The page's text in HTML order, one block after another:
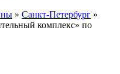
» Санкт-Петербург »
комплекс» по